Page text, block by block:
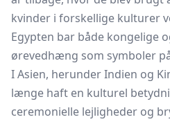
kvinder i forskellige kulturer
Egypten bar både kongelige
ørevedhæng som symboler
I Asien, herunder Indien og
længe haft en kulturel
ceremonielle lejligheder og